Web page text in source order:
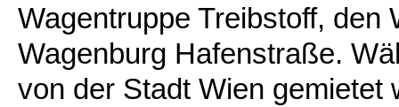
Wagentruppe Treibstoff, den
Wagenburg Hafenstraße.
von der Stadt Wien gemietet